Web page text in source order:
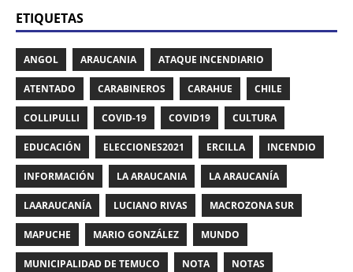
ETIQUETAS
ANGOL ARAUCANIA ATAQUE INCENDIARIO
ATENTADO CARABINEROS CARAHUE CHILE
COLLIPULLI COVID-19 COVID19 CULTURA
EDUCACIÓN ELECCIONES2021 ERCILLA INCENDIO
INFORMACIÓN LA ARAUCANIA LA ARAUCANÍA
LAARAUCANÍA LUCIANO RIVAS MACROZONA SUR
MAPUCHE MARIO GONZÁLEZ MUNDO
MUNICIPALIDAD DE TEMUCO NOTA NOTAS